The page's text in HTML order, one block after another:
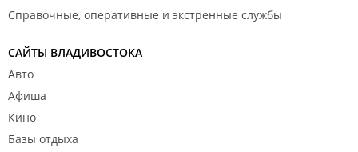
Справочные, оперативные и экстренные службы
САЙТЫ ВЛАДИВОСТОКА
Авто
Афиша
Кино
Базы отдыха